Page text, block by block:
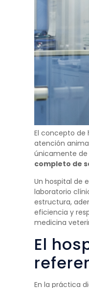
El concepto de
atención
únicamente de
completo de
Un hospital de
laboratorio
estructura,
eficiencia y
medicina
El
En la práctica